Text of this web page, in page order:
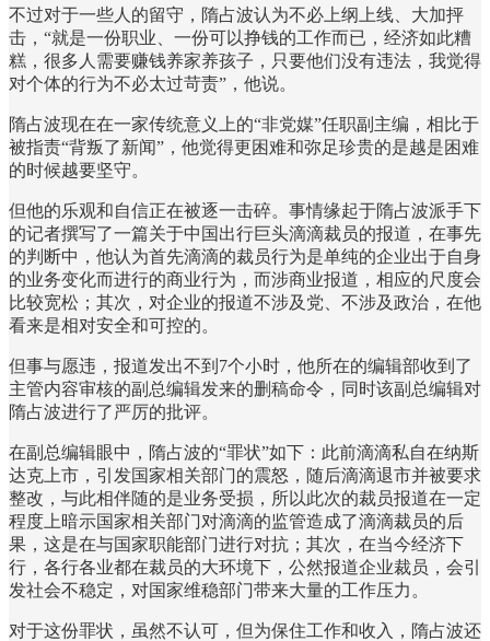
不过对于一些人的留守，隋占波认为不必上纲上线、大加抨
击，“就是一份职业、一份可以挣钱的工作而已，经济如此糟
糕，很多人需要赚钱养家养孩子，只要他们没有违法，我觉得
对个体的行为不必太过苛责”，他说。
隋占波现在在一家传统意义上的“非党媒”任职副主编，相比于
被指责“背叛了新闻”，他觉得更困难和弥足珍贵的是越是困难
的时候越要坚守。
但他的乐观和自信正在被逐一击碎。事情缘起于隋占波派手下
的记者撰写了一篇关于中国出行巨头滴滴裁员的报道，在事先
的判断中，他认为首先滴滴的裁员行为是单纯的企业出于自身
的业务变化而进行的商业行为，而涉商业报道，相应的尺度会
比较宽松；其次，对企业的报道不涉及党、不涉及政治，在他
看来是相对安全和可控的。
但事与愿违，报道发出不到7个小时，他所在的编辑部收到了
主管内容审核的副总编辑发来的删稿命令，同时该副总编辑对
隋占波进行了严厉的批评。
在副总编辑眼中，隋占波的“罪状”如下：此前滴滴私自在纳斯
达克上市，引发国家相关部门的震怒，随后滴滴退市并被要求
整改，与此相伴随的是业务受损，所以此次的裁员报道在一定
程度上暗示国家相关部门对滴滴的监管造成了滴滴裁员的后
果，这是在与国家职能部门进行对抗；其次，在当今经济下
行，各行各业都在裁员的大环境下，公然报道企业裁员，会引
发社会不稳定，对国家维稳部门带来大量的工作压力。
对于这份罪状，虽然不认可，但为保住工作和收入，隋占波还